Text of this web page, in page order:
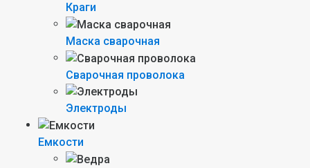
Краги
Маска сварочная
Сварочная проволока
Электроды
Емкости